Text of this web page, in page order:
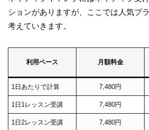
ションがありますが、ここでは人気プ
考えていきます。
利用ペース 月額料金
1日あたりで計算 7,480円
1日1レッスン受講 7,480円
1日2レッスン受講 7,480円